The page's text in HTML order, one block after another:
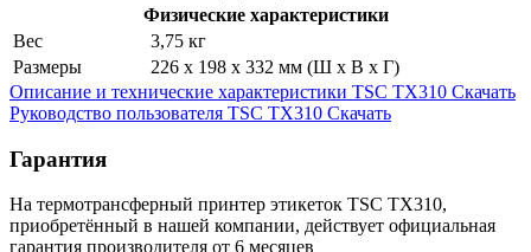
Физические характеристики
Вес
3,75 кг
Размеры
226 x 198 x 332 мм (Ш x В x Г)
Описание и технические характеристики TSC TX310 Скачать
Руководство пользователя TSC TX310 Скачать
Гарантия
На термотрансферный принтер этикеток TSC TX310,
приобретённый в нашей компании, действует официальная
гарантия производителя от 6 месяцев